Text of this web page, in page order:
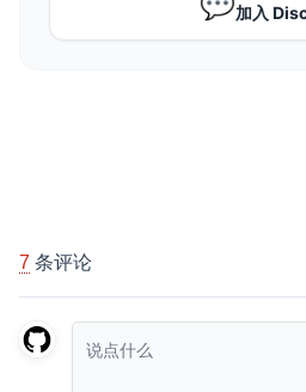
加入
7 条评论